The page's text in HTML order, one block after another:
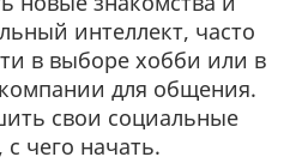
интеллект, часто
в выборе хобби или в
для общения.
свои социальные
чего начать.